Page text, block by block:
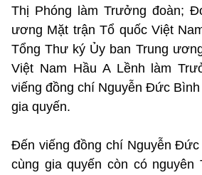
Thị Phóng làm Trưởng đoàn;
ương Mặt trận Tổ quốc Việt
Tổng Thư ký Ủy ban Trung
Việt Nam Hầu A Lềnh làm
viếng đồng chí Nguyễn Đức
gia quyến.
Đến viếng đồng chí Nguyễn
cùng gia quyến còn có nguyên